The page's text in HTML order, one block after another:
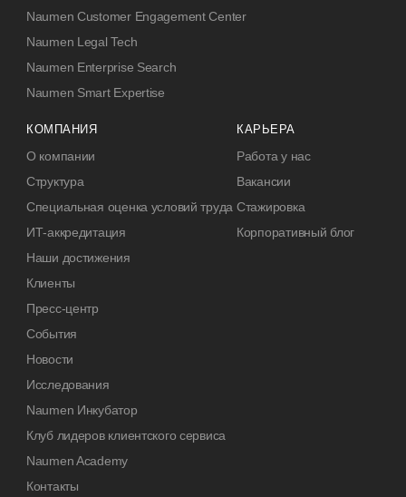
Naumen Customer Engagement Center
Naumen Legal Tech
Naumen Enterprise Search
Naumen Smart Expertise
КОМПАНИЯ
О компании
Структура
Специальная оценка условий труда
ИТ-аккредитация
Наши достижения
Клиенты
Пресс-центр
События
Новости
Исследования
Naumen Инкубатор
Клуб лидеров клиентского сервиса
Naumen Academy
Контакты
КАРЬЕРА
Работа у нас
Вакансии
Стажировка
Корпоративный блог